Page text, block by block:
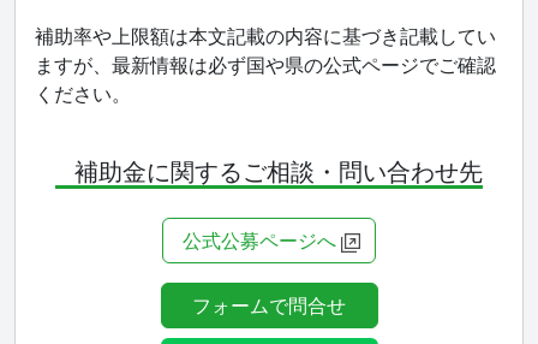
補助率や上限額は本文記載の内容に基づき記載してい
ますが、最新情報は必ず国や県の公式ページでご確認
ください。
補助金に関するご相談・問い合わせ先
公式公募ページへ
フォームで問合せ